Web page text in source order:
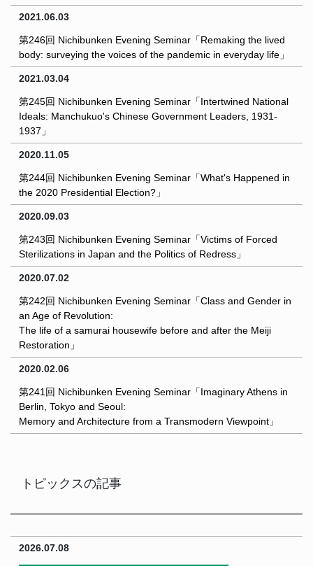
2021.06.03
第246回 Nichibunken Evening Seminar「Remaking the lived
body: surveying the voices of the pandemic in everyday life」
2021.03.04
第245回 Nichibunken Evening Seminar「Intertwined National
Ideals: Manchukuo's Chinese Government Leaders, 1931-
1937」
2020.11.05
第244回 Nichibunken Evening Seminar「What's Happened in
the 2020 Presidential Election?」
2020.09.03
第243回 Nichibunken Evening Seminar「Victims of Forced
Sterilizations in Japan and the Politics of Redress」
2020.07.02
第242回 Nichibunken Evening Seminar「Class and Gender in
an Age of Revolution:
The life of a samurai housewife before and after the Meiji
Restoration」
2020.02.06
第241回 Nichibunken Evening Seminar「Imaginary Athens in
Berlin, Tokyo and Seoul:
Memory and Architecture from a Transmodern Viewpoint」
トピックスの記事
2026.07.08